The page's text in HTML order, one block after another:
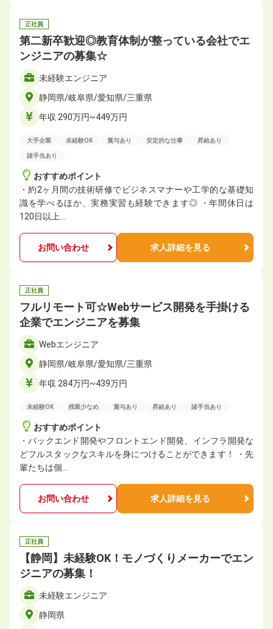
正社員
第二新卒歓迎◎教育体制が整っている会社でエ
ンジニアの募集☆
未経験エンジニア
静岡県/岐阜県/愛知県/三重県
年収 290万円~449万円
大手企業 未経験OK 賞与あり 安定的な仕事 昇給あり
諸手当あり
おすすめポイント
・約2ヶ月間の技術研修でビジネスマナーや工学的な基礎知
識を学べるほか、実務実習も経験できます◎ ・年間休日は
120日以上…
お問い合わせ 求人詳細を見る
正社員
フルリモート可☆Webサービス開発を手掛ける
企業でエンジニアを募集
Webエンジニア
静岡県/岐阜県/愛知県/三重県
年収 284万円~439万円
未経験OK 残業少なめ 賞与あり 昇給あり 諸手当あり
おすすめポイント
・バックエンド開発やフロントエンド開発、インフラ開発な
どフルスタックなスキルを身につけることができます！ ・先
輩たちは個…
お問い合わせ 求人詳細を見る
正社員
【静岡】未経験OK！モノづくりメーカーでエン
ジニアの募集！
未経験エンジニア
静岡県